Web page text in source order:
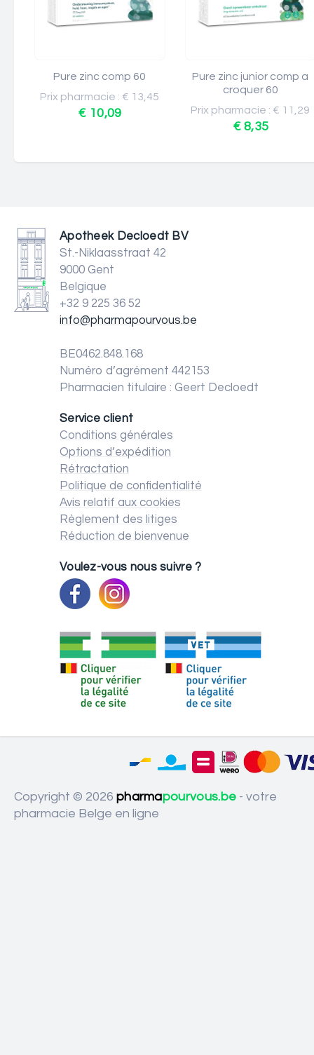
Pure zinc comp 60
Prix pharmacie : € 13,45
€ 10,09
Pure zinc junior comp a
croquer 60
Prix pharmacie : € 11,29
€ 8,35
Apotheek Decloedt BV
St.-Niklaasstraat 42
9000 Gent
Belgique
+32 9 225 36 52
info@pharmapourvous.be
BE0462.848.168
Numéro d’agrément 442153
Pharmacien titulaire : Geert Decloedt
Service client
Conditions générales
Options d’expédition
Rétractation
Politique de confidentialité
Avis relatif aux cookies
Règlement des litiges
Réduction de bienvenue
Voulez-vous nous suivre ?
Copyright © 2026 pharmapourvous.be - votre
pharmacie Belge en ligne